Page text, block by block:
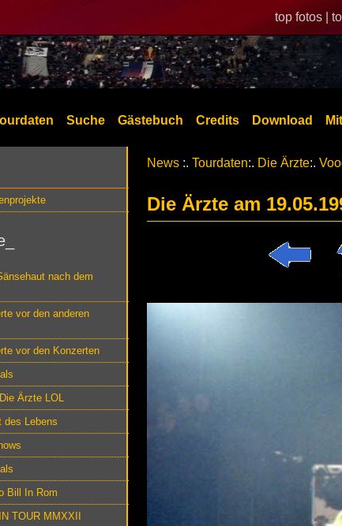
top fotos |
Suche Gästebuch Credits Download
nach dem
vor den anderen
vor den Konzerten
Ärzte LOL
des Lebens
Bill In Rom
TOUR MMXXII
News :. Tourdaten:. Die Ärzte:.
Die Ärzte am